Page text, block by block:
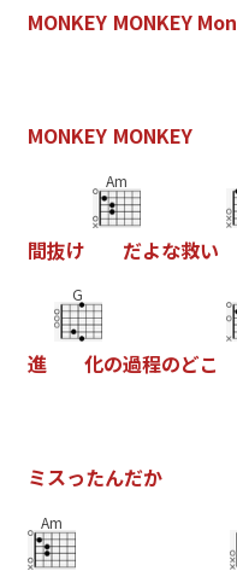
MONKEY MONKEY Mon
MONKEY MONKEY
間抜け
Am
だよな救い
進
G
化の過程のどこ
ミスったんだか
Am